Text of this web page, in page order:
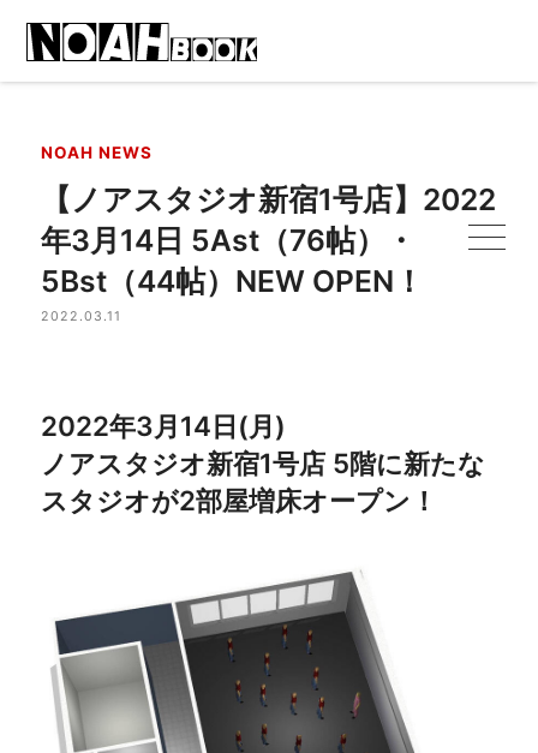
NOAH NEWS
【ノアスタジオ新宿1号店】2022
年3月14日 5Ast（76帖）・
5Bst（44帖）NEW OPEN！
2022.03.11
2022年3月14日(月)
ノアスタジオ新宿1号店 5階に新たな
スタジオが2部屋増床オープン！